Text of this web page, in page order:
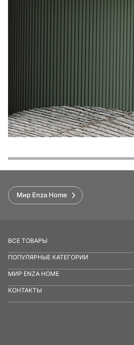
Функции
Варианты оплаты
Условия доставки и возврата
Обзор
Мир Enza Home
ВСЕ ТОВАРЫ
ПОПУЛЯРНЫЕ КАТЕГОРИИ
МИР ENZA HOME
КОНТАКТЫ